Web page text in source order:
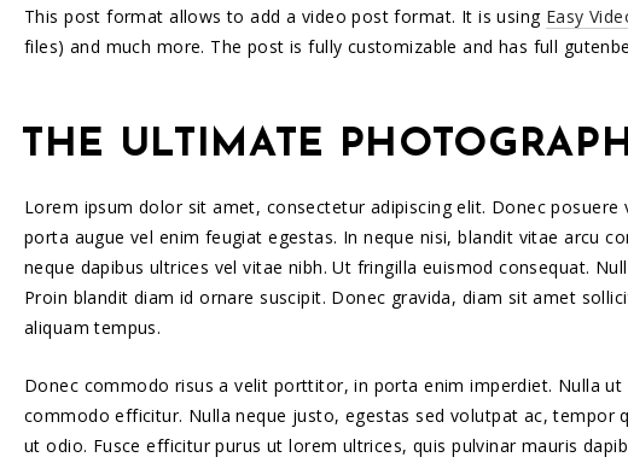
0.25
This post format allows to add a video post format. It is using Easy
files) and much more. The post is fully customizable and has full
THE ULTIMATE
Lorem ipsum dolor sit amet, consectetur adipiscing elit. Donec
porta augue vel enim feugiat egestas. In neque nisi, blandit vitae arcu
neque dapibus ultrices vel vitae nibh. Ut fringilla euismod consequat.
Proin blandit diam id ornare suscipit. Donec gravida, diam sit amet
aliquam tempus.
Donec commodo risus a velit porttitor, in porta enim imperdiet. Nulla
commodo efficitur. Nulla neque justo, egestas sed volutpat ac, tempor
ut odio. Fusce efficitur purus ut lorem ultrices, quis pulvinar mauris